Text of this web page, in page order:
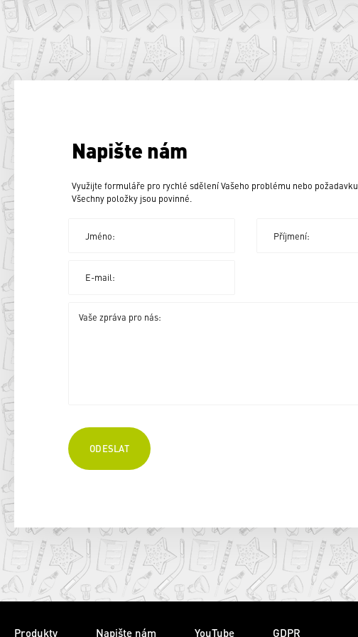
Napište nám
Využijte formuláře pro rychlé sdělení Vašeho problému nebo požadavku.
Všechny položky jsou povinné.
Produkty Napište nám YouTube GDPR